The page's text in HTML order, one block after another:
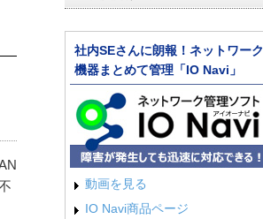
社内SEさんに朗報！ネットワーク
機器まとめて管理「IO Navi」
動画を見る
IO Navi商品ページ